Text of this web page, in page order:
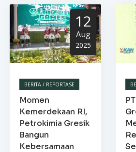
12
Aug
2025
BERITA / REPORTASE
Momen
Kemerdekaan RI,
Petrokimia Gresik
Bangun
Kebersamaan